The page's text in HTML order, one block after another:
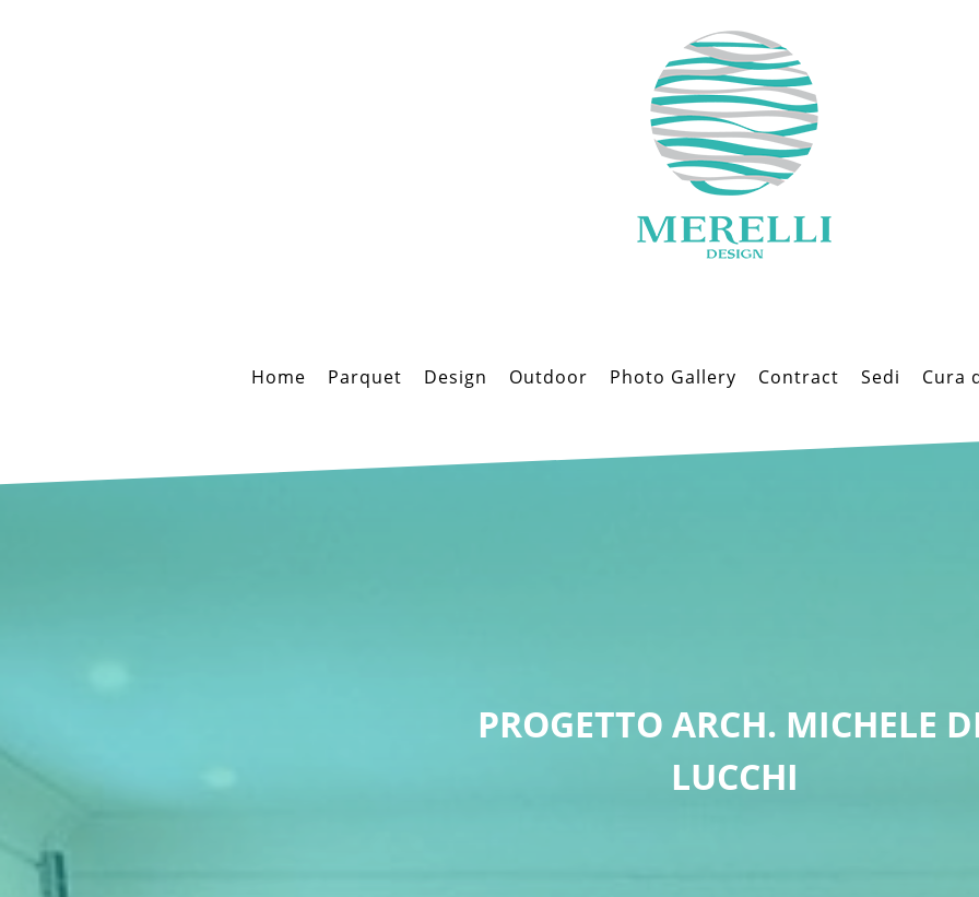
Home Parquet Design Outdoor Photo Gallery Contract Sedi Cura
PROGETTO ARCH. MICHELE
LUCCHI